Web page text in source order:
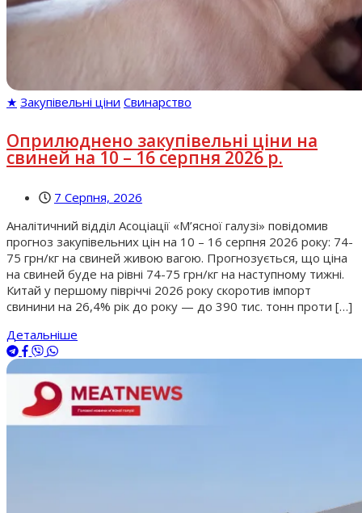
★ Закупівельні ціни Свинарство
Оприлюднено закупівельні ціни на
свиней на 10 – 16 серпня 2026 р.
7 Серпня, 2026
Аналітичний відділ Асоціації «М’ясної галузі» повідомив
прогноз закупівельних цін на 10 – 16 серпня 2026 року: 74-
75 грн/кг на свиней живою вагою. Прогнозується, що ціна
на свиней буде на рівні 74-75 грн/кг на наступному тижні.
Китай у першому півріччі 2026 року скоротив імпорт
свинини на 26,4% рік до року — до 390 тис. тонн проти […]
Детальніше